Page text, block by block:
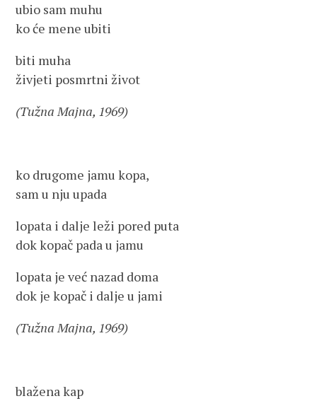
ubio sam muhu
ko će mene ubiti
biti muha
živjeti posmrtni život
(Tužna Majna, 1969)
ko drugome jamu kopa,
sam u nju upada
lopata i dalje leži pored puta
dok kopač pada u jamu
lopata je već nazad doma
dok je kopač i dalje u jami
(Tužna Majna, 1969)
blažena kap